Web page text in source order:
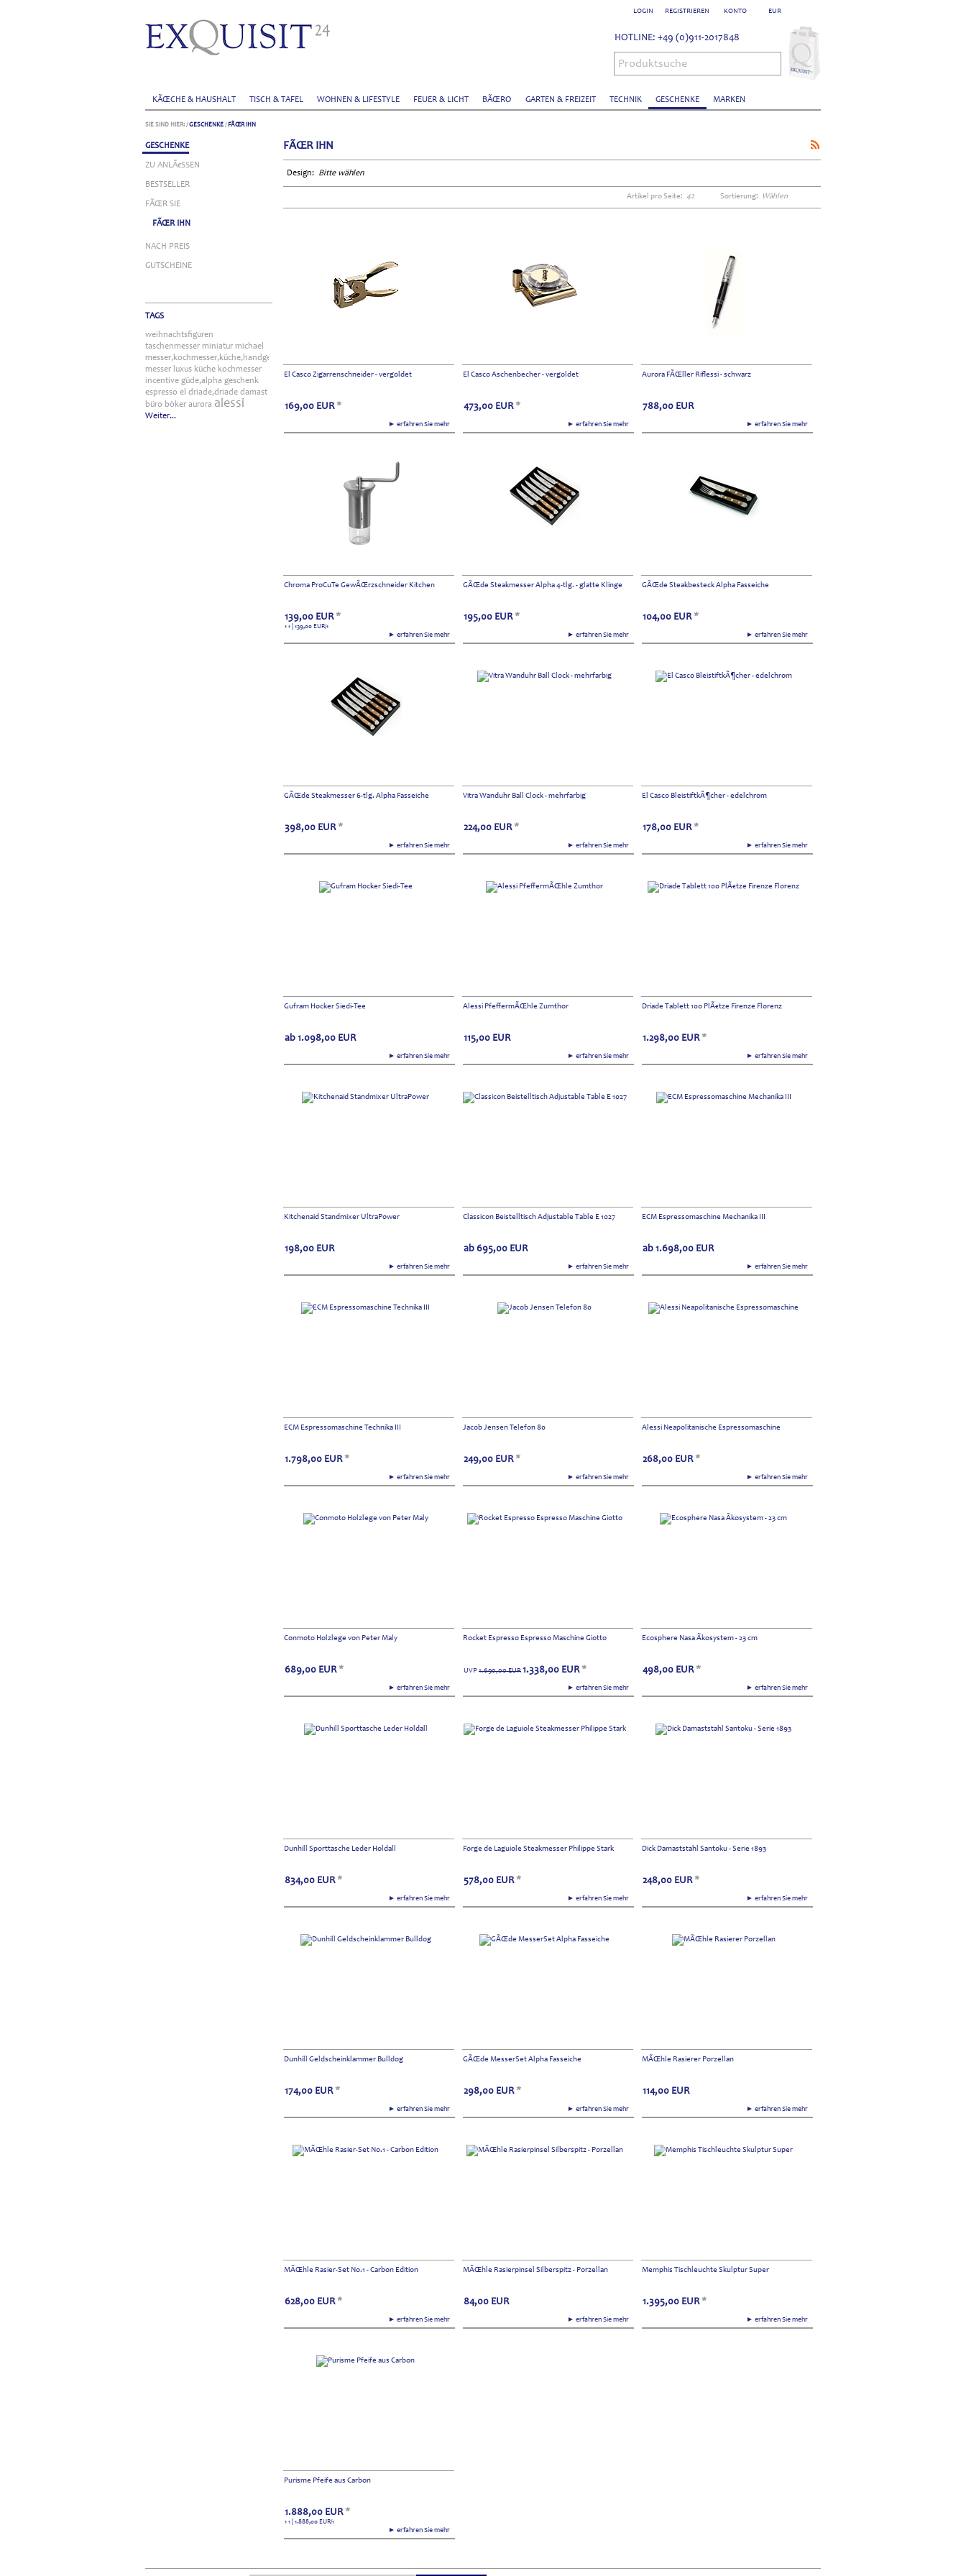
EUR
KONTO
LOGIN REGISTRIEREN
KÃŒCHE & HAUSHALT TISCH & TAFEL WOHNEN & LIFESTYLE FEUER & LICHT BÃŒRO GARTEN & FREIZEIT TECHNIK GESCHENKE MARKEN
HOTLINE: +49 (0)911-2017848
Produktsuche
SIE SIND HIER: /GESCHENKE / FÃŒR IHN
GESCHENKE
ZU ANLÃ€SSEN
BESTSELLER
FÃŒR SIE
FÃŒR IHN
NACH PREIS
GUTSCHEINE
TAGS
weihnachtsfiguren
taschenmesser miniatur michael
messer,kochmesser,küche,handgefertigt
messer luxus küche kochmesser
incentive güde,alpha geschenk
espresso el driade,driade damast
büro böker aurora alessi
Weiter...
FÃŒR IHN
Design: Bitte wählen
Sortierung: Wählen
Artikel pro Seite: 42
El Casco Zigarrenschneider - vergoldet
► erfahren Sie mehr
169,00 EUR *
El Casco Aschenbecher - vergoldet
► erfahren Sie mehr
473,00 EUR *
Aurora FÃŒller Riflessi - schwarz
► erfahren Sie mehr
788,00 EUR
Chroma ProCuTe GewÃŒrzschneider Kitchen
► erfahren Sie mehr
139,00 EUR *
1 1 | 139,00 EUR/1
GÃŒde Steakmesser Alpha 4-tlg. - glatte Klinge
► erfahren Sie mehr
195,00 EUR *
GÃŒde Steakbesteck Alpha Fasseiche
► erfahren Sie mehr
104,00 EUR *
GÃŒde Steakmesser 6-tlg. Alpha Fasseiche
► erfahren Sie mehr
398,00 EUR *
Vitra Wanduhr Ball Clock - mehrfarbig
► erfahren Sie mehr
224,00 EUR *
El Casco BleistiftkÃ¶cher - edelchrom
► erfahren Sie mehr
178,00 EUR *
Gufram Hocker Siedi-Tee
► erfahren Sie mehr
ab 1.098,00 EUR
Alessi PfeffermÃŒhle Zumthor
► erfahren Sie mehr
115,00 EUR
Driade Tablett 100 PlÃ€tze Firenze Florenz
► erfahren Sie mehr
1.298,00 EUR *
Kitchenaid Standmixer UltraPower
► erfahren Sie mehr
198,00 EUR
Classicon Beistelltisch Adjustable Table E 1027
► erfahren Sie mehr
ab 695,00 EUR
ECM Espressomaschine Mechanika III
► erfahren Sie mehr
ab 1.698,00 EUR
ECM Espressomaschine Technika III
► erfahren Sie mehr
1.798,00 EUR *
Jacob Jensen Telefon 80
► erfahren Sie mehr
249,00 EUR *
Alessi Neapolitanische Espressomaschine
► erfahren Sie mehr
268,00 EUR *
Conmoto Holzlege von Peter Maly
► erfahren Sie mehr
689,00 EUR *
Rocket Espresso Espresso Maschine Giotto
► erfahren Sie mehr
UVP 1.690,00EUR 1.338,00 EUR *
Ecosphere Nasa Ãkosystem - 23 cm
► erfahren Sie mehr
498,00 EUR *
Dunhill Sporttasche Leder Holdall
► erfahren Sie mehr
834,00 EUR *
Forge de Laguiole Steakmesser Philippe Stark
► erfahren Sie mehr
578,00 EUR *
Dick Damaststahl Santoku - Serie 1893
► erfahren Sie mehr
248,00 EUR *
Dunhill Geldscheinklammer Bulldog
► erfahren Sie mehr
174,00 EUR *
GÃŒde MesserSet Alpha Fasseiche
► erfahren Sie mehr
298,00 EUR *
MÃŒhle Rasierer Porzellan
► erfahren Sie mehr
114,00 EUR
MÃŒhle Rasier-Set No.1 - Carbon Edition
► erfahren Sie mehr
628,00 EUR *
MÃŒhle Rasierpinsel Silberspitz - Porzellan
► erfahren Sie mehr
84,00 EUR
Memphis Tischleuchte Skulptur Super
► erfahren Sie mehr
1.395,00 EUR *
Purisme Pfeife aus Carbon
► erfahren Sie mehr
1.888,00 EUR *
1 1 | 1.888,00 EUR/1